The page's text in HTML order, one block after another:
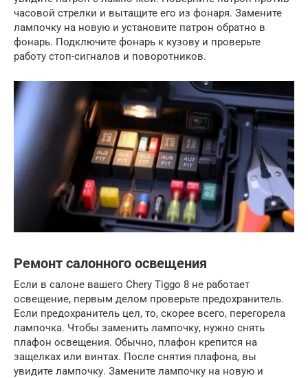
часовой стрелки и вытащите его из фонаря. Замените
лампочку на новую и установите патрон обратно в
фонарь. Подключите фонарь к кузову и проверьте
работу стоп-сигналов и поворотников.
Ремонт салонного освещения
Если в салоне вашего Chery Tiggo 8 не работает
освещение, первым делом проверьте предохранитель.
Если предохранитель цел, то, скорее всего, перегорела
лампочка. Чтобы заменить лампочку, нужно снять
плафон освещения. Обычно, плафон крепится на
защелках или винтах. После снятия плафона, вы
увидите лампочку. Замените лампочку на новую и